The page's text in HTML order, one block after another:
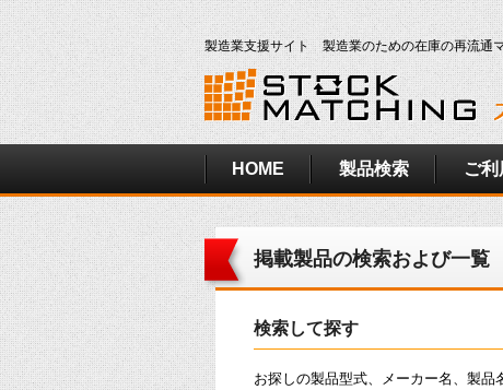
製造業支援サイト 製造業のための在庫の再流通
HOME 製品検索 ご
掲載製品の検索および一覧
検索して探す
お探しの製品型式、メーカー名、製品